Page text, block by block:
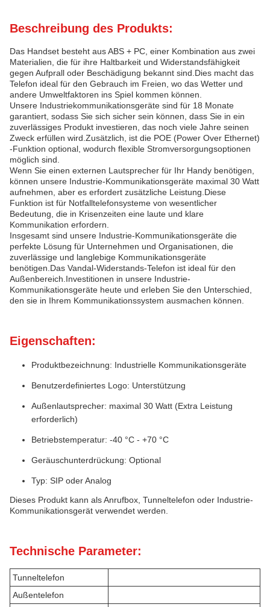
Beschreibung des Produkts:
Das Handset besteht aus ABS + PC, einer Kombination aus zwei
Materialien, die für ihre Haltbarkeit und Widerstandsfähigkeit
gegen Aufprall oder Beschädigung bekannt sind.Dies macht das
Telefon ideal für den Gebrauch im Freien, wo das Wetter und
andere Umweltfaktoren ins Spiel kommen können.
Unsere Industriekommunikationsgeräte sind für 18 Monate
garantiert, sodass Sie sich sicher sein können, dass Sie in ein
zuverlässiges Produkt investieren, das noch viele Jahre seinen
Zweck erfüllen wird.Zusätzlich, ist die POE (Power Over Ethernet)
-Funktion optional, wodurch flexible Stromversorgungsoptionen
möglich sind.
Wenn Sie einen externen Lautsprecher für Ihr Handy benötigen,
können unsere Industrie-Kommunikationsgeräte maximal 30 Watt
aufnehmen, aber es erfordert zusätzliche Leistung.Diese
Funktion ist für Notfalltelefonsysteme von wesentlicher
Bedeutung, die in Krisenzeiten eine laute und klare
Kommunikation erfordern.
Insgesamt sind unsere Industrie-Kommunikationsgeräte die
perfekte Lösung für Unternehmen und Organisationen, die
zuverlässige und langlebige Kommunikationsgeräte
benötigen.Das Vandal-Widerstands-Telefon ist ideal für den
Außenbereich.Investitionen in unsere Industrie-
Kommunikationsgeräte heute und erleben Sie den Unterschied,
den sie in Ihrem Kommunikationssystem ausmachen können.
Eigenschaften:
Produktbezeichnung: Industrielle Kommunikationsgeräte
Benutzerdefiniertes Logo: Unterstützung
Außenlautsprecher: maximal 30 Watt (Extra Leistung
erforderlich)
Betriebstemperatur: -40 °C - +70 °C
Geräuschunterdrückung: Optional
Typ: SIP oder Analog
Dieses Produkt kann als Anrufbox, Tunneltelefon oder Industrie-
Kommunikationsgerät verwendet werden.
Technische Parameter:
Tunneltelefon
Außentelefon